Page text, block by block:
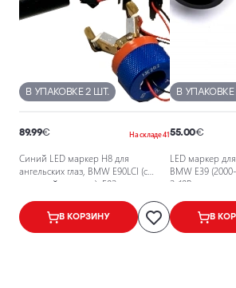
В УПАКОВКЕ 2 ШТ.
89.99€ На складе 41
Синий LED маркер H8 для
ангельских глаз, BMW E90LCI (с
системой ксенона), F02
В КОРЗИНУ
В УПАКОВКЕ
55.00€
LED маркер для
BMW E39
2x10Вт
В